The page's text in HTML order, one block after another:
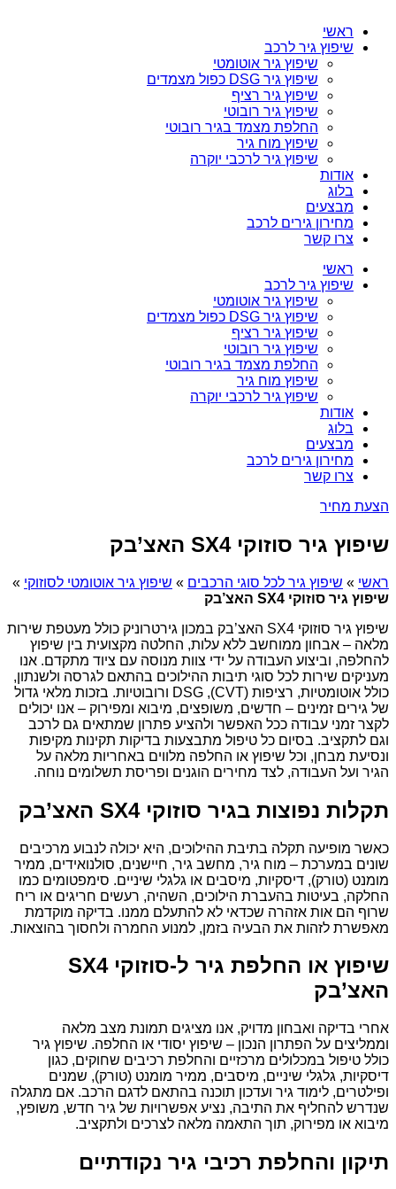
ראשי
שיפוץ גיר לרכב
שיפוץ גיר אוטומטי
שיפוץ גיר DSG כפול מצמדים
שיפוץ גיר רציף
שיפוץ גיר רובוטי
החלפת מצמד בגיר רובוטי
שיפוץ מוח גיר
שיפוץ גיר לרכבי יוקרה
אודות
בלוג
מבצעים
מחירון גירים לרכב
צרו קשר
ראשי
שיפוץ גיר לרכב
שיפוץ גיר אוטומטי
שיפוץ גיר DSG כפול מצמדים
שיפוץ גיר רציף
שיפוץ גיר רובוטי
החלפת מצמד בגיר רובוטי
שיפוץ מוח גיר
שיפוץ גיר לרכבי יוקרה
אודות
בלוג
מבצעים
מחירון גירים לרכב
צרו קשר
הצעת מחיר
שיפוץ גיר סוזוקי SX4 האצ’בק
ראשי » שיפוץ גיר לכל סוגי הרכבים » שיפוץ גיר אוטומטי לסוזוקי »
שיפוץ גיר סוזוקי SX4 האצ’בק
שיפוץ גיר סוזוקי SX4 האצ’בק במכון גירטרוניק כולל מעטפת שירות
מלאה – אבחון ממוחשב ללא עלות, החלטה מקצועית בין שיפוץ
להחלפה, וביצוע העבודה על ידי צוות מנוסה עם ציוד מתקדם. אנו
מעניקים שירות לכל סוגי תיבות ההילוכים בהתאם לגרסה ולשנתון,
כולל אוטומטיות, רציפות (CVT), DSG ורובוטיות. בזכות מלאי גדול
של גירים זמינים – חדשים, משופצים, מיבוא ומפירוק – אנו יכולים
לקצר זמני עבודה ככל האפשר ולהציע פתרון שמתאים גם לרכב
וגם לתקציב. בסיום כל טיפול מתבצעות בדיקות תקינות מקיפות
ונסיעת מבחן, וכל שיפוץ או החלפה מלווים באחריות מלאה על
הגיר ועל העבודה, לצד מחירים הוגנים ופריסת תשלומים נוחה.
תקלות נפוצות בגיר סוזוקי SX4 האצ’בק
כאשר מופיעה תקלה בתיבת ההילוכים, היא יכולה לנבוע מרכיבים
שונים במערכת – מוח גיר, מחשב גיר, חיישנים, סולנואידים, ממיר
מומנט (טורק), דיסקיות, מיסבים או גלגלי שיניים. סימפטומים כמו
החלקה, בעיטות בהעברת הילוכים, השהיה, רעשים חריגים או ריח
שרוף הם אות אזהרה שכדאי לא להתעלם ממנו. בדיקה מוקדמת
מאפשרת לזהות את הבעיה בזמן, למנוע החמרה ולחסוך בהוצאות.
שיפוץ או החלפת גיר ל-סוזוקי SX4
האצ’בק
אחרי בדיקה ואבחון מדויק, אנו מציגים תמונת מצב מלאה
וממליצים על הפתרון הנכון – שיפוץ יסודי או החלפה. שיפוץ גיר
כולל טיפול במכלולים מרכזיים והחלפת רכיבים שחוקים, כגון
דיסקיות, גלגלי שיניים, מיסבים, ממיר מומנט (טורק), שמנים
ופילטרים, לימוד גיר ועדכון תוכנה בהתאם לדגם הרכב. אם מתגלה
שנדרש להחליף את התיבה, נציע אפשרויות של גיר חדש, משופץ,
מיבוא או מפירוק, תוך התאמה מלאה לצרכים ולתקציב.
תיקון והחלפת רכיבי גיר נקודתיים